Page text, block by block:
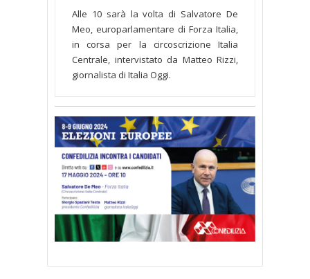
Alle 10 sarà la volta di Salvatore De
Meo, europarlamentare di Forza Italia,
in corsa per la circoscrizione Italia
Centrale, intervistato da Matteo Rizzi,
giornalista di Italia Oggi.